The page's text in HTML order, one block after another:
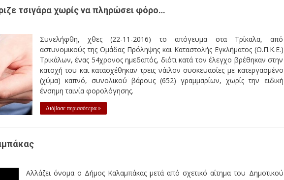
τσιγάρα χωρίς να πληρώσει φόρο…
Συνελήφθη, χθες (22-11-2016) το απόγευμα στα Τρίκαλα, από
αστυνομικούς της Ομάδας Πρόληψης και Καταστολής Εγκλήματος (Ο.Π.Κ.Ε.)
Τρικάλων, ένας 54χρονος ημεδαπός, διότι κατά τον έλεγχο βρέθηκαν στην
κατοχή του και κατασχέθηκαν τρεις νάιλον συσκευασίες με κατεργασμένο
(χύμα) καπνό, συνολικού βάρους (652) γραμμαρίων, χωρίς την ειδική
ένσημη ταινία φορολόγησης.
Διάβασε περισσότερα »
μετά από σχετικό αίτημα του Δημοτικού Συμβουλίου. Σήμερα το απόγευμα